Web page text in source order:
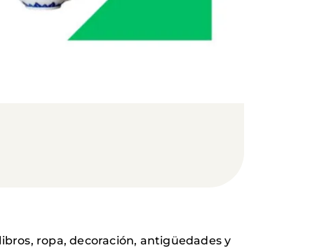
ropa, decoración, antigüedades y